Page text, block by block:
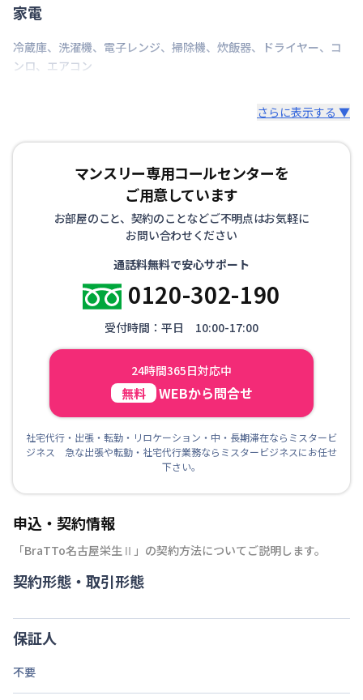
家電
冷蔵庫、 洗濯機、 電子レンジ、 掃除機、 炊飯器、 ドライヤー、 コ
ンロ、 エアコン
さらに表示する ▼
マンスリー専用コールセンターを
ご用意しています
お部屋のこと、契約のことなどご不明点はお気軽に
お問い合わせください
通話料無料で安心サポート
0120-302-190
受付時間：平日 10:00-17:00
24時間365日対応中
無料 WEBから問合せ
社宅代行・出張・転勤・リロケーション・中・長期滞在ならミスタービ
ジネス 急な出張や転勤・社宅代行業務ならミスタービジネスにお任せ
下さい。
申込・契約情報
「BraTTo名古屋栄生Ⅱ 」の契約方法についてご説明します。
契約形態・取引形態
保証人
不要